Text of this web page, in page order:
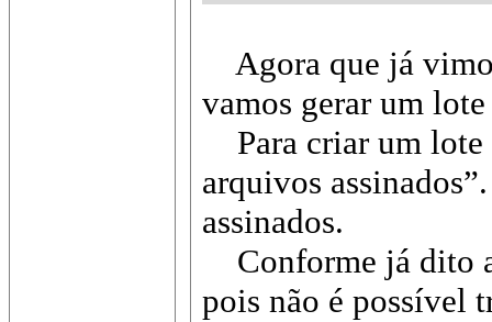
Agora que já
vamos gerar um
Para criar um lote
arquivos
assinados.
Conforme já dito
pois não é possível